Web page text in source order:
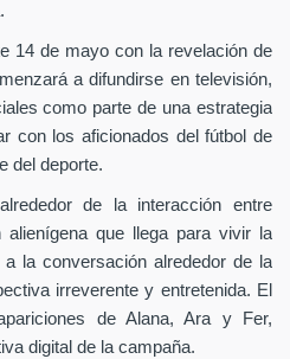
14 de mayo con la revelación de
a difundirse en televisión,
como parte de una estrategia
con los aficionados del fútbol de
del deporte.
de la interacción entre
que llega para vivir la
la conversación alrededor de la
irreverente y entretenida. El
de Alana, Ara y Fer,
digital de la campaña.